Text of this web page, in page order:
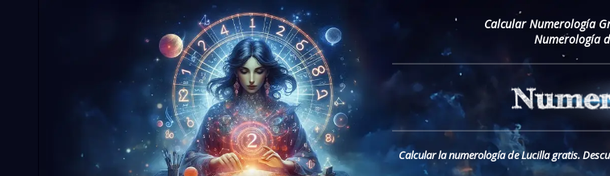
Calcular Numerología
Numerología
Calcular la numerología de Lucilla gratis.